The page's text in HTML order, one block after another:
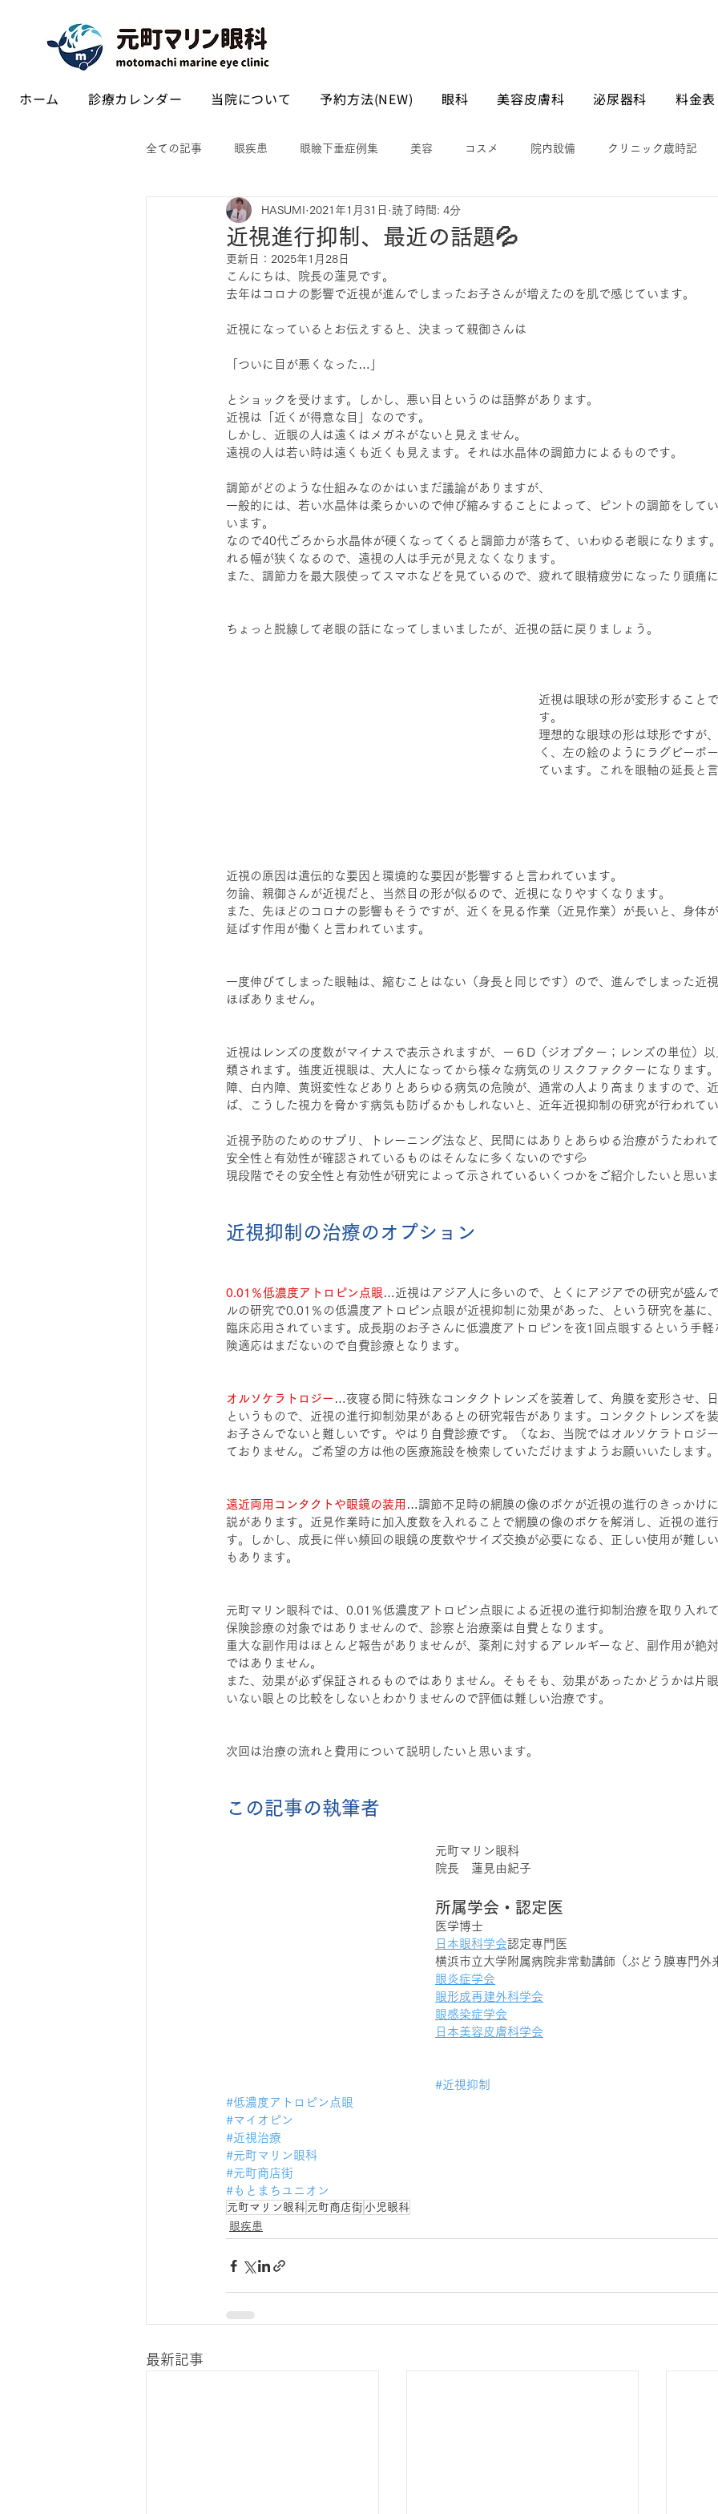
ホーム 診療カレンダー 当院について 予約方法(NEW) 眼科 美容皮膚科 泌尿器科 料金表
全ての記事 眼疾患 眼瞼下垂症例集 美容 コスメ 院内設備 クリニック歳時記
近視進行抑制、最近の話題💦
HASUMI 2021年1月31日 読了時間: 4分
更新日： 2025年1月28日
こんにちは、院長の蓮見です。
去年はコロナの影響で近視が進んでしまったお子さんが増えたのを肌で感じています。
近視になっているとお伝えすると、決まって親御さんは
「ついに目が悪くなった…」
とショックを受けます。しかし、悪い目というのは語弊があります。
近視は「近くが得意な目」なのです。
しかし、近眼の人は遠くはメガネがないと見えません。
遠視の人は若い時は遠くも近くも見えます。それは水晶体の調節力によるものです。
調節がどのような仕組みなのかはいまだ議論がありますが、
一般的には、若い水晶体は柔らかいので伸び縮みすることによって、ピントの調節をして
います。
なので40代ごろから水晶体が硬くなってくると調節力が落ちて、いわゆる老眼になります
れる幅が狭くなるので、遠視の人は手元が見えなくなります。
また、調節力を最大限使ってスマホなどを見ているので、疲れて眼精疲労になったり頭痛
ちょっと脱線して老眼の話になってしまいましたが、近視の話に戻りましょう。
近視は眼球の形が変形すること
す。
理想的な眼球の形は球形ですが
く、左の絵のようにラグビーボ
ています。これを眼軸の延長と
近視の原因は遺伝的な要因と環境的な要因が影響すると言われています。
勿論、親御さんが近視だと、当然目の形が似るので、近視になりやすくなります。
また、先ほどのコロナの影響もそうですが、近くを見る作業（近見作業）が長いと、身体
延ばす作用が働くと言われています。
一度伸びてしまった眼軸は、縮むことはない（身長と同じです）ので、進んでしまった近
ほぼありません。
近視はレンズの度数がマイナスで表示されますが、ー６D（ジオプター；レンズの単位）
類されます。強度近視眼は、大人になってから様々な病気のリスクファクターになります
障、白内障、黄斑変性などありとあらゆる病気の危険が、通常の人より高まりますので、
ば、こうした視力を脅かす病気も防げるかもしれないと、近年近視抑制の研究が行われて
近視予防のためのサプリ、トレーニング法など、民間にはありとあらゆる治療がうたわれ
安全性と有効性が確認されているものはそんなに多くないのです💦
現段階でその安全性と有効性が研究によって示されているいくつかをご紹介したいと思い
近視抑制の治療のオプション
0.01％低濃度アトロピン点眼 …近視はアジア人に多いので、とくにアジアでの研究が盛ん
ルの研究で0.01％の低濃度アトロピン点眼が近視抑制に効果があった、という研究を基に
臨床応用されています。成長期のお子さんに低濃度アトロピンを夜1回点眼するという手
険適応はまだないので自費診療となります。
オルソケラトロジー …夜寝る間に特殊なコンタクトレンズを装着して、角膜を変形させ、
というもので、近視の進行抑制効果があるとの研究報告があります。コンタクトレンズを
お子さんでないと難しいです。やはり自費診療です。（なお、当院ではオルソケラトロジ
ておりません。ご希望の方は他の医療施設を検索していただけますようお願いいたします
遠近両用コンタクトや眼鏡の装用 …調節不足時の網膜の像のボケが近視の進行のきっかけ
説があります。近見作業時に加入度数を入れることで網膜の像のボケを解消し、近視の進
す。しかし、成長に伴い頻回の眼鏡の度数やサイズ交換が必要になる、正しい使用が難し
もあります。
元町マリン眼科では、0.01％低濃度アトロピン点眼による近視の進行抑制治療を取り入れ
保険診療の対象ではありませんので、診察と治療薬は自費となります。
重大な副作用はほとんど報告がありませんが、薬剤に対するアレルギーなど、副作用が絶
ではありません。
また、効果が必ず保証されるものではありません。そもそも、効果があったかどうかは片
いない眼との比較をしないとわかりませんので評価は難しい治療です。
次回は治療の流れと費用について説明したいと思います。
この記事の執筆者
元町マリン眼科
院長　蓮見由紀子
所属学会・認定医
医学博士
日本眼科学会認定専門医
横浜市立大学附属病院非常勤講師（ぶどう膜専門外
眼炎症学会
眼形成再建外科学会
眼感染症学会
日本美容皮膚科学会
#近視抑制
#低濃度アトロピン点眼
#マイオピン
#近視治療
#元町マリン眼科
#元町商店街
#もとまちユニオン
元町マリン眼科 元町商店街 小児眼科
眼疾患
最新記事